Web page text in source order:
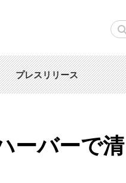
プレスリリース
ーバーで清